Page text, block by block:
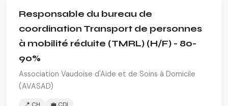
Responsable du bureau de
coordination Transport de personnes
à mobilité réduite (TMRL) (H/F) - 80-
90%
Association Vaudoise d'Aide et de Soins à Domicile
(AVASAD)